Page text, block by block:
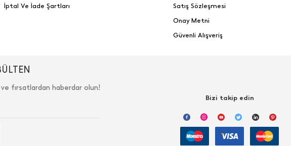
İptal Ve İade Şartları
Satış Sözleşmesi
Onay Metni
Güvenli Alışveriş
fırsatlardan haberdar olun!
Bizi takip edin